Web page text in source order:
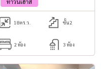
18ตร.ว. ชั้น2
2 ห้อง 3 ห้อง